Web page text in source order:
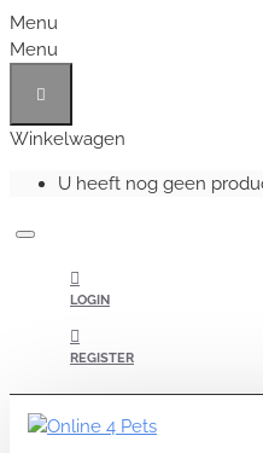
Menu
Menu
Winkelwagen
U heeft nog geen
LOGIN
REGISTER